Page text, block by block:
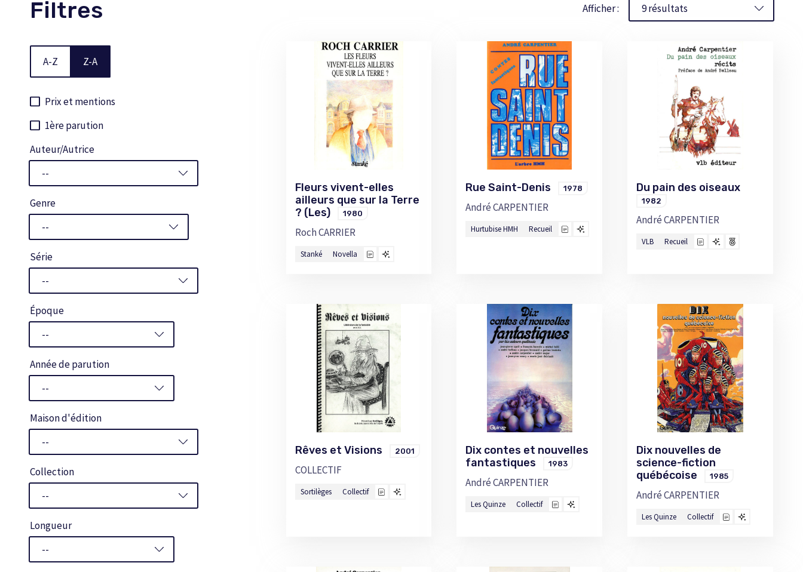
Filtres
A-Z Z-A
Prix et mentions
1ère parution
Auteur/Autrice
Genre
Série
Époque
Année de parution
Maison d'édition
Collection
Longueur
Afficher :
Fleurs vivent-elles
ailleurs que sur la Terre
? (Les)
1980
Roch CARRIER
Stanké Novella
Rue Saint-Denis 1978
André CARPENTIER
Hurtubise HMH Recueil
Du pain des oiseaux
1982
André CARPENTIER
VLB Recueil
Rêves et Visions 2001
COLLECTIF
Sortilèges Collectif
Dix contes et nouvelles
fantastiques
1983
André CARPENTIER
Les Quinze Collectif
Dix nouvelles de
science-fiction
québécoise
1985
André CARPENTIER
Les Quinze Collectif